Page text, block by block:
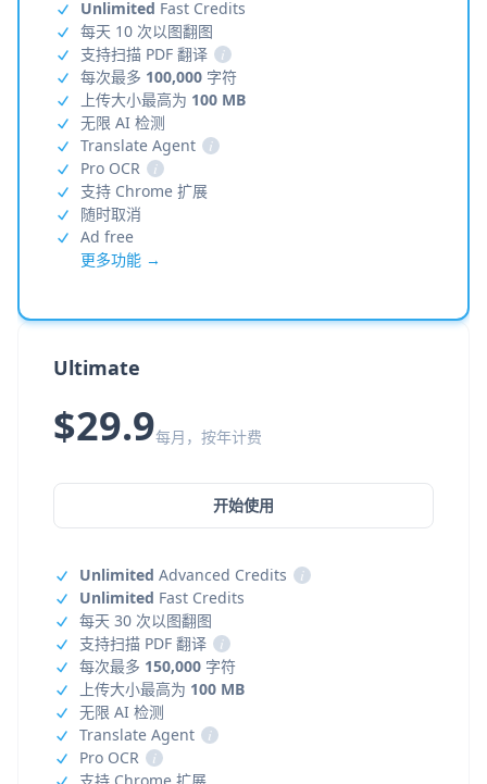
Unlimited Fast Credits
每天 10 次以图翻图
支持扫描 PDF 翻译
i
每次最多 100,000 字符
上传大小最高为 100 MB
无限 AI 检测
Translate Agent
i
Pro OCR
i
支持 Chrome 扩展
随时取消
Ad free
更多功能 →
Ultimate
$29.9每月，按年计费
开始使用
Unlimited Advanced Credits
i
Unlimited Fast Credits
每天 30 次以图翻图
支持扫描 PDF 翻译
i
每次最多 150,000 字符
上传大小最高为 100 MB
无限 AI 检测
Translate Agent
i
Pro OCR
i